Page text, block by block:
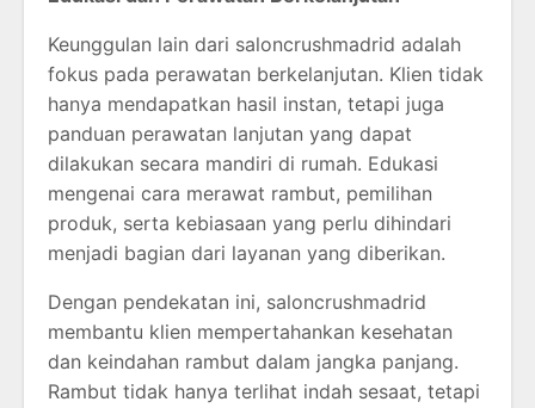
Keunggulan lain dari saloncrushmadrid adalah
fokus pada perawatan berkelanjutan. Klien tidak
hanya mendapatkan hasil instan, tetapi juga
panduan perawatan lanjutan yang dapat
dilakukan secara mandiri di rumah. Edukasi
mengenai cara merawat rambut, pemilihan
produk, serta kebiasaan yang perlu dihindari
menjadi bagian dari layanan yang diberikan.
Dengan pendekatan ini, saloncrushmadrid
membantu klien mempertahankan kesehatan
dan keindahan rambut dalam jangka panjang.
Rambut tidak hanya terlihat indah sesaat, tetapi